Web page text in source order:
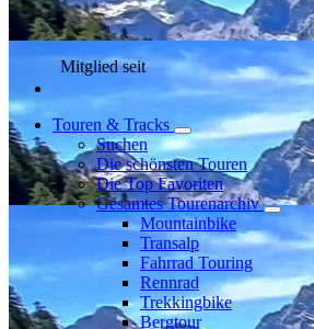
Mitglied seit
Touren & Tracks
Suchen
Die schönsten Touren
Die Top Favoriten
Gesamtes Tourenarchiv
Mountainbike
Transalp
Fahrrad Touring
Rennrad
Trekkingbike
Bergtour